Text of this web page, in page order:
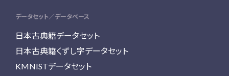
データセット／データベース
日本古典籍データセット
日本古典籍くずし字データセット
KMNISTデータセット